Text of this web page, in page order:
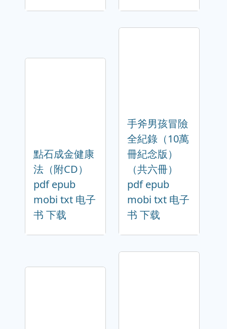
點石成金健康
法（附CD）
pdf epub
mobi txt 电子
书 下载
手斧男孩冒險
全紀錄（10萬
冊紀念版）
（共六冊）
pdf epub
mobi txt 电子
书 下载